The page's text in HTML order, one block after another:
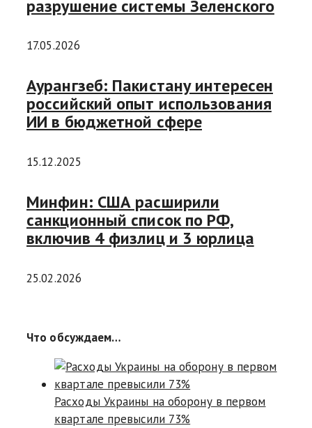
разрушение системы Зеленского
17.05.2026
Аурангзеб: Пакистану интересен
российский опыт использования
ИИ в бюджетной сфере
15.12.2025
Минфин: США расширили
санкционный список по РФ,
включив 4 физлиц и 3 юрлица
25.02.2026
Что обсуждаем…
Расходы Украины на оборону в первом
квартале превысили 73%